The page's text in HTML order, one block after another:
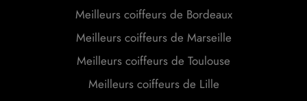
Meilleurs coiffeurs de Bordeaux
Meilleurs coiffeurs de Marseille
Meilleurs coiffeurs de Toulouse
Meilleurs coiffeurs de Lille